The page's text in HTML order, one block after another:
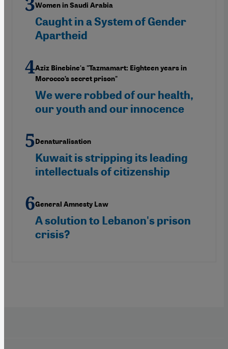
Women in Saudi Arabia
Caught in a System of Gender
Apartheid
Aziz Binebine's "Tazmamart: Eighteen years in
Morocco’s secret prison"
We were robbed of our health,
our youth and our innocence
Denaturalisation
Kuwait is stripping its leading
intellectuals of citizenship
General Amnesty Law
A solution to Lebanon's prison
crisis?